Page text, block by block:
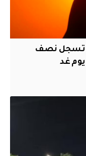
تسجل نصف
غد